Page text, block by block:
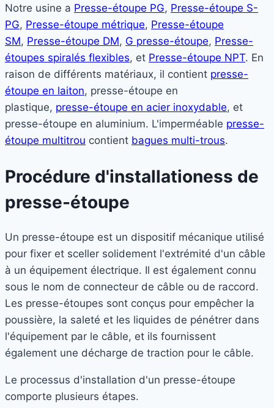
Notre usine a Presse-étoupe PG, Presse-étoupe S-
PG, Presse-étoupe métrique, Presse-étoupe
SM, Presse-étoupe DM, G presse-étoupe, Presse-
étoupes spiralés flexibles, et Presse-étoupe NPT. En
raison de différents matériaux, il contient presse-
étoupe en laiton, presse-étoupe en
plastique, presse-étoupe en acier inoxydable, et
presse-étoupe en aluminium. L'imperméable presse-
étoupe multitrou contient bagues multi-trous.
Procédure d'installationess de
presse-étoupe
Un presse-étoupe est un dispositif mécanique utilisé
pour fixer et sceller solidement l'extrémité d'un câble
à un équipement électrique. Il est également connu
sous le nom de connecteur de câble ou de raccord.
Les presse-étoupes sont conçus pour empêcher la
poussière, la saleté et les liquides de pénétrer dans
l'équipement par le câble, et ils fournissent
également une décharge de traction pour le câble.
Le processus d'installation d'un presse-étoupe
comporte plusieurs étapes.